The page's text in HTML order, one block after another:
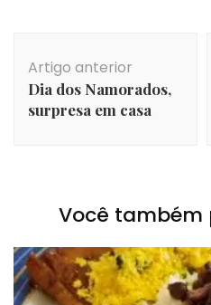
de
post
Artigo anterior
Dia dos Namorados,
surpresa em casa
Você também